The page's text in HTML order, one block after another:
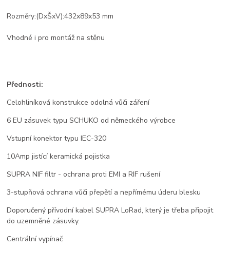
Rozměry:(DxŠxV):432x89x53 mm
Vhodné i pro montáž na stěnu
Přednosti:
Celohliníková konstrukce odolná vůči záření
6 EU zásuvek typu SCHUKO od německého výrobce
Vstupní konektor typu IEC-320
10Amp jistící keramická pojistka
SUPRA NIF filtr - ochrana proti EMI a RIF rušení
3-stupňová ochrana vůči přepětí a nepřímému úderu blesku
Doporučený přívodní kabel SUPRA LoRad, který je třeba připojit
do uzemněné zásuvky.
Centrální vypínač